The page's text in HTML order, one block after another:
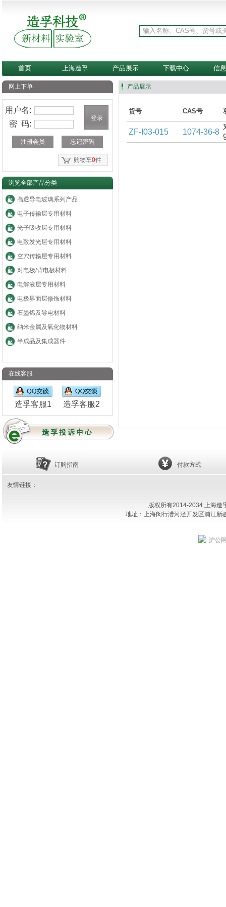
首页 上海造孚 产品展示 下载中心 信
网上下单
用户名:
密 码:
注册会员 忘记密码
购物车0件
浏览全部产品分类
高透导电玻璃系列产品
电子传输层专用材料
光子吸收层专用材料
电致发光层专用材料
空穴传输层专用材料
对电极/背电极材料
电解液层专用材料
电极界面层修饰材料
石墨烯及导电材料
纳米金属及氧化物材料
半成品及集成器件
在线客服
造孚客服1 造孚客服2
产品展示
货号 CAS号
ZF-I03-015 1074-36-8
订购指南 付款方式
友情链接：
版权所有2014-2034 上海造
地址：上海闵行漕河泾开发区浦江
沪公